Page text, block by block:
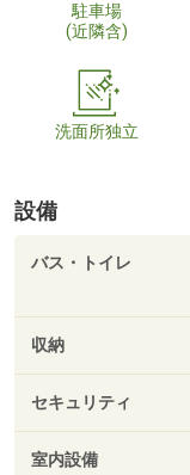
駐車場
(近隣含)
洗面所独立
設備
バス・トイレ
収納
セキュリティ
室内設備